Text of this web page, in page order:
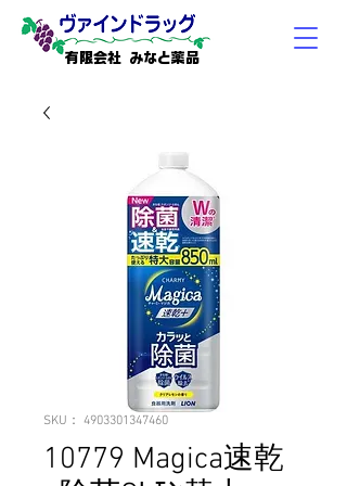
有限会社 みなと薬品
SKU： 4903301347460
10779 Magica速乾